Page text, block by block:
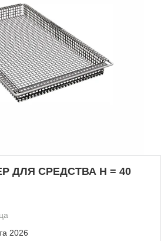
ДЛЯ СРЕДСТВА H = 40
2026